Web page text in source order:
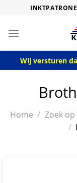
content
Wij versturen
Home / Zoek
/